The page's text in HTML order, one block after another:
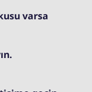
varsa